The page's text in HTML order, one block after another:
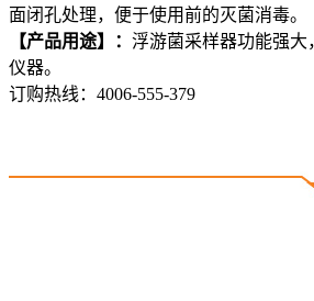
面闭孔处理，便于使用前的灭菌消毒。
【产品用途】： 浮游菌采样器功能强
仪器。
订购热线： 4006-555-379